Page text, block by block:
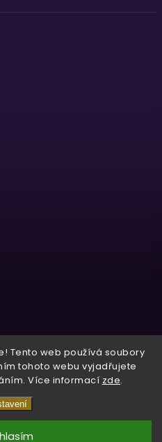
Tento web používá soubory
tohoto webu vyjadřujete
Více informací zde.
. Všechna práva vyhrazena.